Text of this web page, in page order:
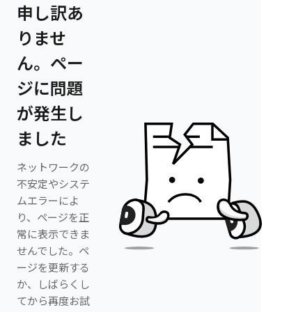
申し訳あ
りませ
ん。ペー
ジに問題
が発生し
ました
ネットワークの
不安定やシステ
ムエラーによ
り、ページを正
常に表示できま
せんでした。ペ
ージを更新する
か、しばらくし
てから再度お試